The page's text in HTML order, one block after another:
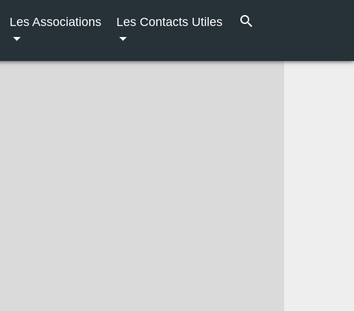
Les Associations Les Contacts Utiles search